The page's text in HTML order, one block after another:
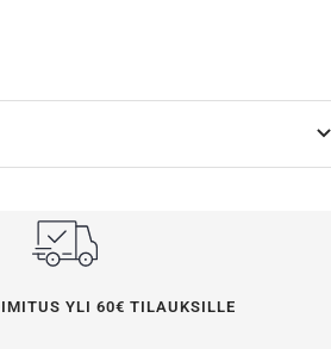
YLI 60€ TILAUKSILLE